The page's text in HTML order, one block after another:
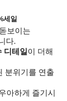
세일
보이는
다.
디테일 이 더해
분위기를 연출
아하게 즐기시